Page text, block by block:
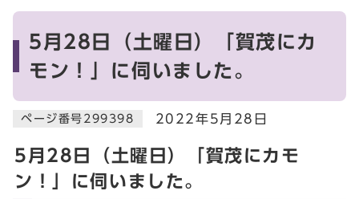
5月28日（土曜日）「賀茂にカ
モン！」に伺いました。
ページ番号299398 2022年5月28日
5月28日（土曜日）「賀茂にカモ
ン！」に伺いました。